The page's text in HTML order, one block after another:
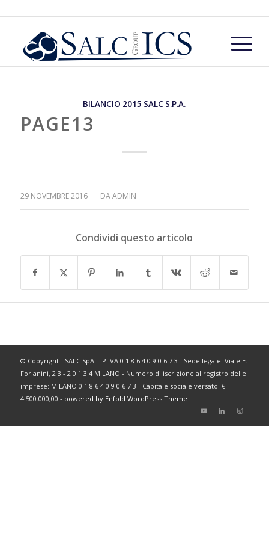
BILANCIO 2015 SALC S.P.A.
PAGE13
29 NOVEMBRE 2016
/ DAADMIN
Condividi questo articolo
© Copyright - SALC SpA. - P.IVA 0 1 8 6 4 0 9 0 6 7 3 - Sede legale: Viale E.
Forlanini, 2 3 - 2 0 1 3 4 MILANO - Numero di iscrizione al registro delle
imprese: MILANO 0 1 8 6 4 0 9 0 6 7 3 - Capitale sociale versato: €
4.500.000,00 - powered by Enfold WordPress Theme